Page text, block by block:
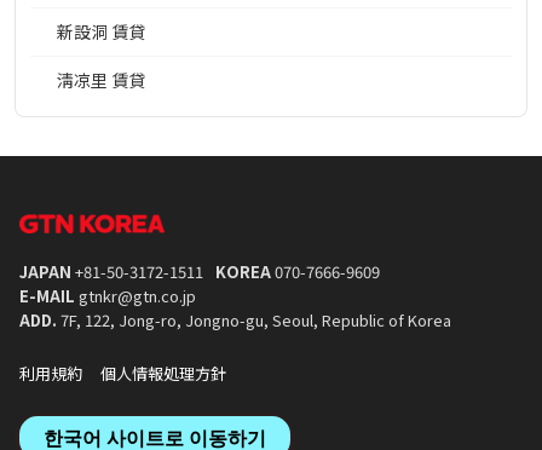
新設洞 賃貸
淸凉里 賃貸
JAPAN +81-50-3172-1511 KOREA070-7666-9609
E-MAIL gtnkr@gtn.co.jp
ADD. 7F, 122, Jong-ro, Jongno-gu, Seoul, Republic of Korea
利用規約 個人情報処理方針
한국어 사이트로 이동하기